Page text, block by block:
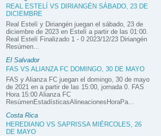
REAL ESTELÍ VS DIRIANGÉN SÁBADO, 23 DE
DICIEMBRE
Real Estelí y Diriangén juegan el sábado, 23 de
diciembre de 2023 en Estelí a partir de las 01:00.
Real Estelí Finalizado 1 - 0 2023/12/23 Diriangén
Resúmen...
El Salvador
FAS VS ALIANZA FC DOMINGO, 30 DE MAYO
FAS y Alianza FC juegan el domingo, 30 de mayo
de 2021 en a partir de las 15:00, jornada 0. FAS
Hora 15:00 Alianza FC
ResúmenEstadísticasAlineacionesHoraPa...
Costa Rica
HEREDIANO VS SAPRISSA MIÉRCOLES, 26
DE MAYO